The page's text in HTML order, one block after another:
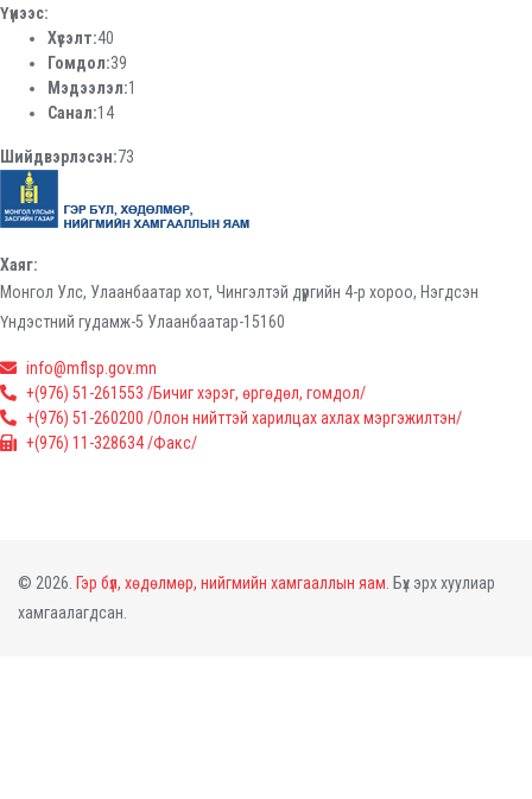
Үүнээс:
Хүсэлт:40
Гомдол:39
Мэдээлэл:1
Санал:14
Шийдвэрлэсэн:73
Хаяг:
Монгол Улс, Улаанбаатар хот, Чингэлтэй дүүргийн 4-р хороо, Нэгдсэн
Үндэстний гудамж-5 Улаанбаатар-15160
info@mflsp.gov.mn
+(976) 51-261553 /Бичиг хэрэг, өргөдөл, гомдол/
+(976) 51-260200 /Олон нийттэй харилцах ахлах мэргэжилтэн/
+(976) 11-328634 /Факс/
© 2026. Гэр бүл, хөдөлмөр, нийгмийн хамгааллын яам. Бүх эрх хуулиар
хамгаалагдсан.